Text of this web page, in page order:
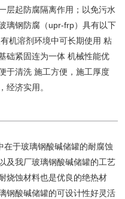
层起防腐隔离作用；以免污水
璃钢防腐（upr-frp）具有以下
机溶剂环境中可长期使用 粘
础紧固连为一体 机械性能优
于清洗 施工方便，施工厚度
经济实用。
于玻璃钢酸碱储罐的耐腐蚀
及我厂玻璃钢酸碱储罐的工艺
烧蚀材料也是优良的绝热材
钢酸碱储罐的可设计性好灵活